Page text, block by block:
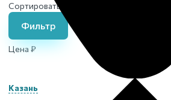
Казань
Сортировать по:
Фильтр
Цена ₽